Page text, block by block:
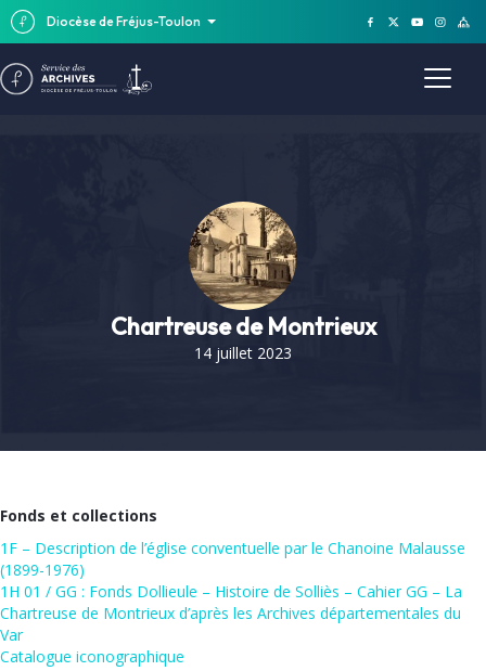
Diocèse de Fréjus-Toulon
Chartreuse de Montrieux
14 juillet 2023
Fonds et collections
1F – Description de l’église conventuelle par le Chanoine Malausse
(1899-1976)
1H 01 / GG : Fonds Dollieule – Histoire de Solliès – Cahier GG – La
Chartreuse de Montrieux d’après les Archives départementales du
Var
Catalogue iconographique